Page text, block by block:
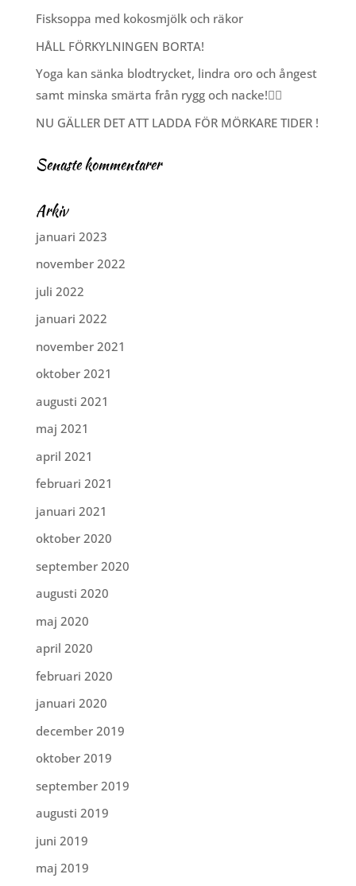
Fisksoppa med kokosmjölk och räkor
HÅLL FÖRKYLNINGEN BORTA!
Yoga kan sänka blodtrycket, lindra oro och ångest
samt minska smärta från rygg och nacke!🧘‍♂️
NU GÄLLER DET ATT LADDA FÖR MÖRKARE TIDER !
Senaste kommentarer
Arkiv
januari 2023
november 2022
juli 2022
januari 2022
november 2021
oktober 2021
augusti 2021
maj 2021
april 2021
februari 2021
januari 2021
oktober 2020
september 2020
augusti 2020
maj 2020
april 2020
februari 2020
januari 2020
december 2019
oktober 2019
september 2019
augusti 2019
juni 2019
maj 2019